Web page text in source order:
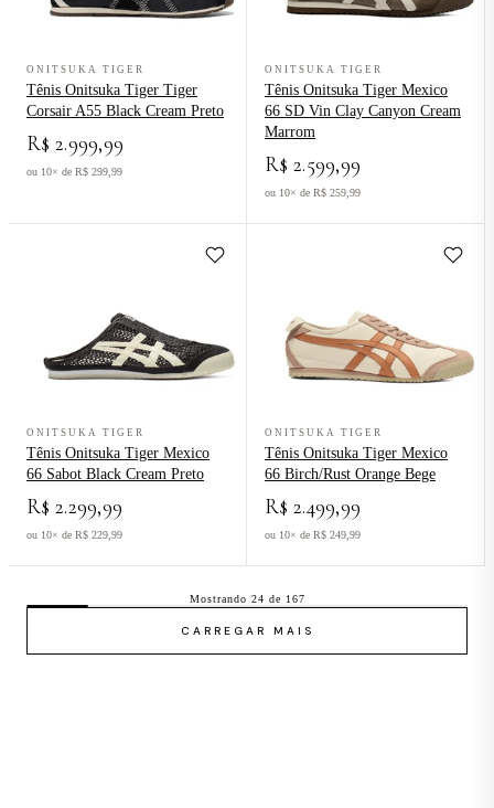
ONITSUKA TIGER
Tênis Onitsuka Tiger Tiger
Corsair A55 Black Cream Preto
R$ 2.999,99
ou 10× de R$ 299,99
ONITSUKA TIGER
Tênis Onitsuka Tiger Mexico
66 SD Vin Clay Canyon Cream
Marrom
R$ 2.599,99
ou 10× de R$ 259,99
ONITSUKA TIGER
Tênis Onitsuka Tiger Mexico
66 Sabot Black Cream Preto
R$ 2.299,99
ou 10× de R$ 229,99
ONITSUKA TIGER
Tênis Onitsuka Tiger Mexico
66 Birch/Rust Orange Bege
R$ 2.499,99
ou 10× de R$ 249,99
Mostrando 24 de 167
CARREGAR MAIS